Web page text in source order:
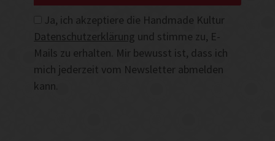
Ja, ich akzeptiere die Handmade Kultur
Datenschutzerklärung und stimme zu, E-
Mails zu erhalten. Mir bewusst ist, dass ich
mich jederzeit vom Newsletter abmelden
kann.